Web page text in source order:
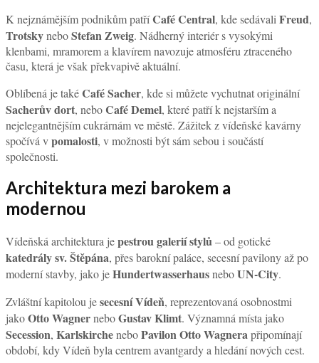
K nejznámějším podnikům patříCafé Central, kde sedávali Freud,
TrotskyneboStefan Zweig. Nádherný interiér s vysokými
klenbami, mramorem a klavírem navozuje atmosféru ztraceného
času, která je však překvapivě aktuální.
Oblíbená je takéCafé Sacher, kde si můžete vychutnat originální
Sacherův dort, neboCafé Demel, které patří k nejstarším a
nejelegantnějším cukrárnám ve městě. Zážitek z vídeňské kavárny
spočívá vpomalosti, v možnosti být sám sebou i součástí
společnosti.
Architektura mezi barokem a
modernou
Vídeňská architektura jepestrou galerií stylů– od gotické
katedrály sv. Štěpána, přes barokní paláce, secesní pavilony až po
moderní stavby, jako jeHundertwasserhausneboUN-City.
Zvláštní kapitolou jesecesní Vídeň, reprezentovaná osobnostmi
jakoOtto WagnerneboGustav Klimt. Významná místa jako
Secession, KarlskircheneboPavilon Otto Wagnerapřipomínají
období, kdy Vídeň byla centrem avantgardy a hledání nových cest.